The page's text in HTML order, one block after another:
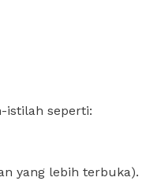
istilah seperti:
yang lebih terbuka).